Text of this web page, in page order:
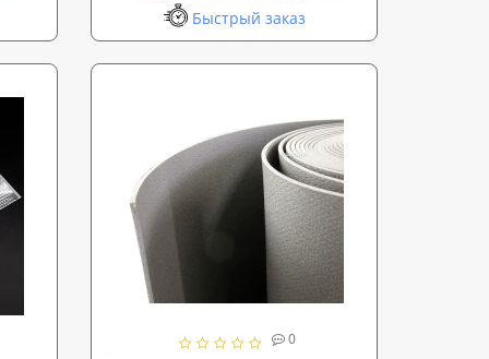
Быстрый заказ
0